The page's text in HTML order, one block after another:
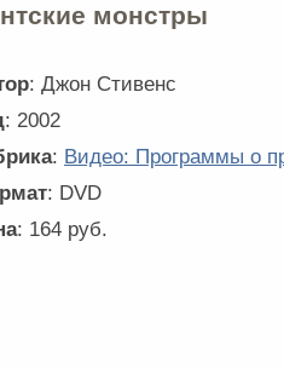
монстры
: Джон Стивенс
: 2002
: Видео: Программы о
: DVD
: 164 руб.